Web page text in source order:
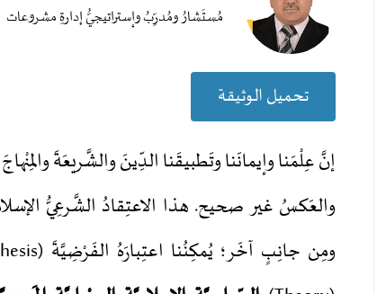
مُستَشارُ ومُدرِّبُ وإستراتيجـيُّ إدارةِ مشروعات
تحميل الوثيقة
إنَّ عِلْمَنا وإيمانَنا وتَطبيقَنا الدِّينَ والشَّريعَةَ
والعَكسُ غير صحيح. هذا الاعتِقادُ الشَّرعِيُّ
ومِن جانِبٍ آخَر؛ يُمكِنُنا اعتِبارَهُ الفَرْضِيَّةَ (Hypothesis)